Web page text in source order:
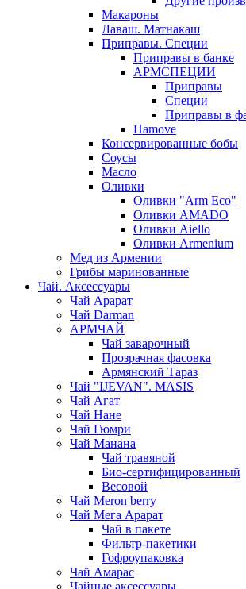
Макароны
Лаваш. Матнакаш
Приправы. Специи
Приправы в банке
АРМСПЕЦИИ
Приправы
Специи
Приправы в
Hamove
Консервированные бобы
Соусы
Масло
Оливки
Оливки "Arm Eco"
Оливки AMADO
Оливки Aiello
Оливки Armenium
Мед из Армении
Грибы маринованные
Чай. Аксессуары
Чай Арарат
Чай Darman
АРМЧАЙ
Чай заварочный
Прозрачная фасовка
Армянский Тараз
Чай "IJEVAN". MASIS
Чай Агат
Чай Нане
Чай Гюмри
Чай Манана
Чай травяной
Био-сертифицированный
Весовой
Чай Meron berry
Чай Мега Арарат
Чай в пакете
Фильтр-пакетики
Гофроупаковка
Чай Амарас
Чайные аксессуары